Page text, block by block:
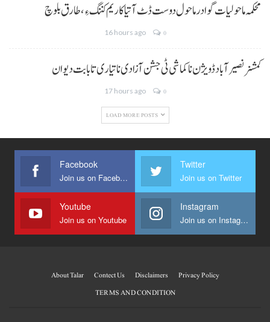
محکمہ ماحولیات گوادر ماحول دوست ڈٹ آتیا کاریم کننگ ءِ، طارق بلوچ
16 hours ago 0
کمشنر نصیر آباد ڈویژن نا کماشی ٹی جشن آزادی نا تیاری تا بابت دیوان
17 hours ago 0
LOAD MORE POSTS
Facebook
Join us on Facebook
Twitter
Join us on Twitter
Youtube
Join us on Youtube
Instagram
Join us on Instagram
About Talar Contect Us Disclaimers
Privacy Policy
TERMS AND CONDITION